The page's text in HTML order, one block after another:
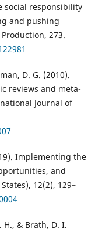
social responsibility
and pushing
273.
D. G. (2010).
reviews and meta-
Journal of
Implementing the
and
12(2), 129–
H., & Brath, D. I.